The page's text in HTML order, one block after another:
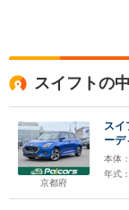
スイフトの
京都府
ス
ーデ
ター
セン
ー
本体：
年式：